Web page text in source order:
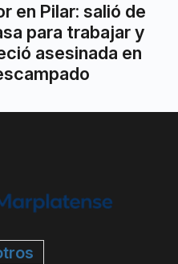
en Pilar: salió de
para trabajar y
asesinada en